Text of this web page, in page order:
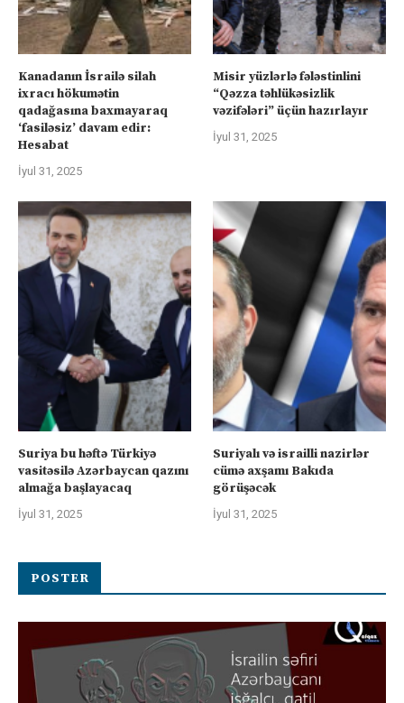
Kanadanın İsrailə silah
ixracı hökumətin
qadağasına baxmayaraq
‘fasiləsiz’ davam edir:
Hesabat
İyul 31, 2025
Misir yüzlərlə fələstinlini
“Qəzza təhlükəsizlik
vəzifələri” üçün hazırlayır
İyul 31, 2025
Suriya bu həftə Türkiyə
vasitəsilə Azərbaycan qazını
almağa başlayacaq
İyul 31, 2025
Suriyalı və israilli nazirlər
cümə axşamı Bakıda
görüşəcək
İyul 31, 2025
POSTER